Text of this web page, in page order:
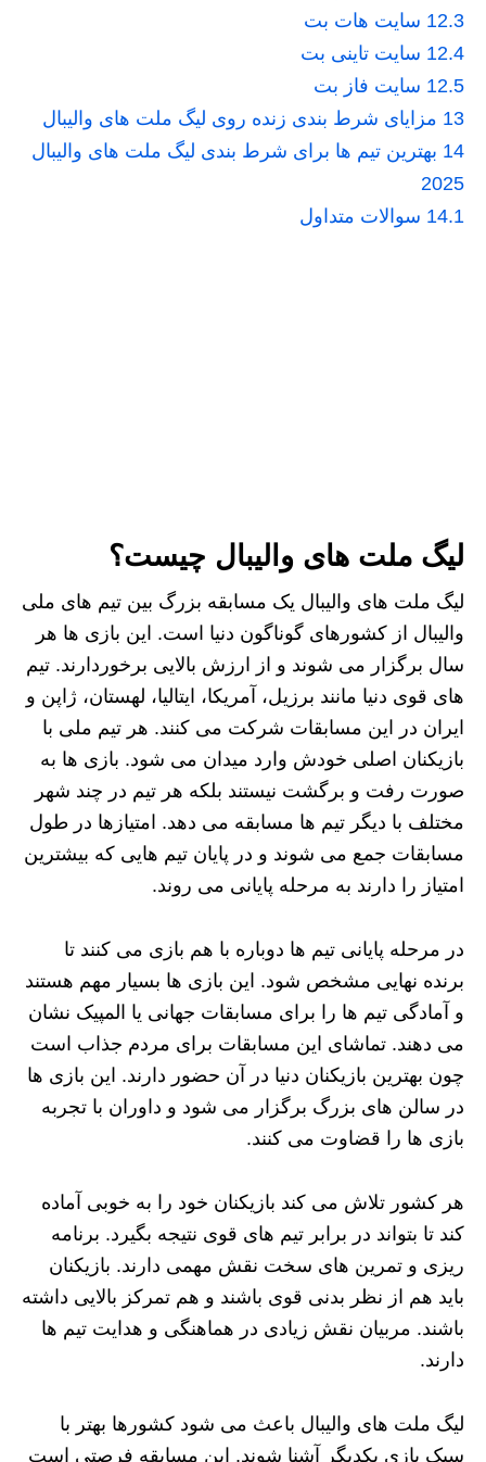
12.3 سایت هات بت
12.4 سایت تاینی بت
12.5 سایت فاز بت
13 مزایای شرط بندی زنده روی لیگ ملت های والیبال
14 بهترین تیم ها برای شرط بندی لیگ ملت های والیبال
2025
14.1 سوالات متداول
لیگ ملت های والیبال چیست؟
لیگ ملت‌ های والیبال یک مسابقه بزرگ بین تیم‌ های ملی
والیبال از کشورهای گوناگون دنیا است. این بازی‌ ها هر
سال برگزار می‌ شوند و از ارزش بالایی برخوردارند. تیم‌
های قوی دنیا مانند برزیل، آمریکا، ایتالیا، لهستان، ژاپن و
ایران در این مسابقات شرکت می‌ کنند. هر تیم ملی با
بازیکنان اصلی خودش وارد میدان می‌ شود. بازی‌ ها به
صورت رفت و برگشت نیستند بلکه هر تیم در چند شهر
مختلف با دیگر تیم‌ ها مسابقه می‌ دهد. امتیازها در طول
مسابقات جمع می‌ شوند و در پایان تیم‌ هایی که بیشترین
امتیاز را دارند به مرحله پایانی می‌ روند.
در مرحله پایانی تیم‌ ها دوباره با هم بازی می‌ کنند تا
برنده نهایی مشخص شود. این بازی‌ ها بسیار مهم هستند
و آمادگی تیم‌ ها را برای مسابقات جهانی یا المپیک نشان
می‌ دهند. تماشای این مسابقات برای مردم جذاب است
چون بهترین بازیکنان دنیا در آن حضور دارند. این بازی‌ ها
در سالن‌ های بزرگ برگزار می‌ شود و داوران با تجربه
بازی‌ ها را قضاوت می‌ کنند.
هر کشور تلاش می‌ کند بازیکنان خود را به خوبی آماده
کند تا بتواند در برابر تیم‌ های قوی نتیجه بگیرد. برنامه‌
ریزی و تمرین‌ های سخت نقش مهمی دارند. بازیکنان
باید هم از نظر بدنی قوی باشند و هم تمرکز بالایی داشته
باشند. مربیان نقش زیادی در هماهنگی و هدایت تیم‌ ها
دارند.
لیگ ملت‌ های والیبال باعث می‌ شود کشورها بهتر با
سبک بازی یکدیگر آشنا شوند. این مسابقه فرصتی است